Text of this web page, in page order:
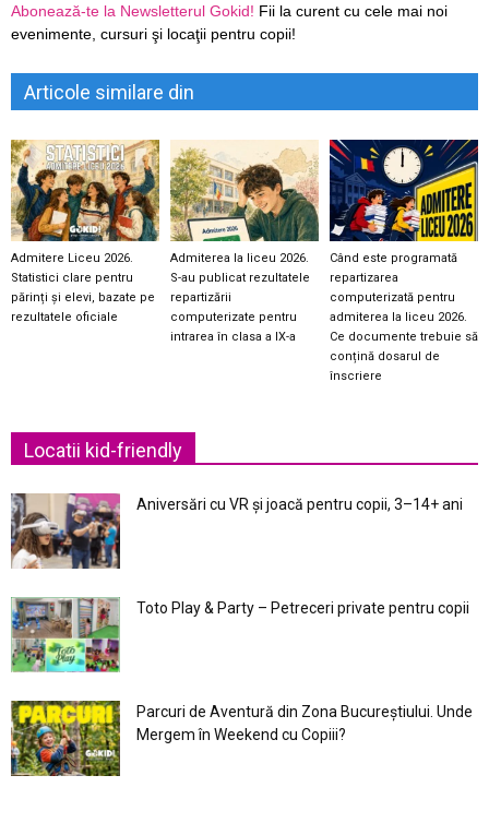
Abonează-te la Newsletterul Gokid! Fii la curent cu cele mai noi
evenimente, cursuri şi locaţii pentru copii!
Articole similare din
Admitere Liceu 2026.
Statistici clare pentru
părinți și elevi, bazate pe
rezultatele oficiale
Admiterea la liceu 2026.
S-au publicat rezultatele
repartizării
computerizate pentru
intrarea în clasa a IX-a
Când este programată
repartizarea
computerizată pentru
admiterea la liceu 2026.
Ce documente trebuie să
conțină dosarul de
înscriere
Locatii kid-friendly
Aniversări cu VR și joacă pentru copii, 3–14+ ani
Toto Play & Party – Petreceri private pentru copii
Parcuri de Aventură din Zona Bucureştiului. Unde
Mergem în Weekend cu Copiii?